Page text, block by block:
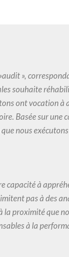
»,
souhaite
ont vocation
Basée sur une
nous
capacité à
pas à des
proximité que
à la